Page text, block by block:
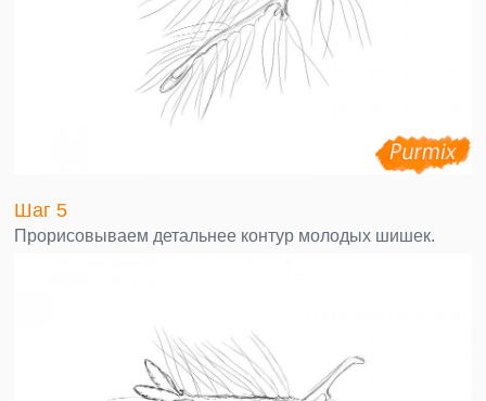
Шаг 5
Прорисовываем детальнее контур молодых шишек.